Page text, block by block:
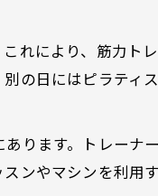
れにより、筋力ト
の日にはピラティ
ります。トレーナ
ンやマシンを利用